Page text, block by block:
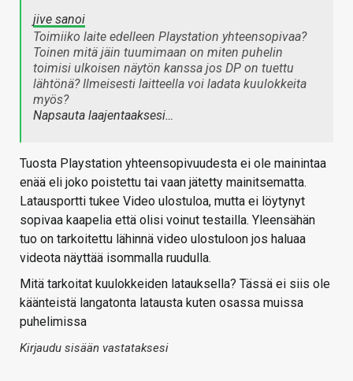
jive sanoi
Toimiiko laite edelleen Playstation yhteensopivaa?
Toinen mitä jäin tuumimaan on miten puhelin
toimisi ulkoisen näytön kanssa jos DP on tuettu
lähtönä? Ilmeisesti laitteella voi ladata kuulokkeita
myös?
Napsauta laajentaaksesi…
Tuosta Playstation yhteensopivuudesta ei ole mainintaa
enää eli joko poistettu tai vaan jätetty mainitsematta.
Latausportti tukee Video ulostuloa, mutta ei löytynyt
sopivaa kaapelia että olisi voinut testailla. Yleensähän
tuo on tarkoitettu lähinnä video ulostuloon jos haluaa
videota näyttää isommalla ruudulla.
Mitä tarkoitat kuulokkeiden latauksella? Tässä ei siis ole
käänteistä langatonta latausta kuten osassa muissa
puhelimissa
Kirjaudu sisään vastataksesi